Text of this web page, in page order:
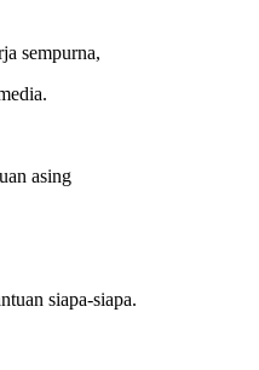
sempurna,
asing
siapa-siapa.